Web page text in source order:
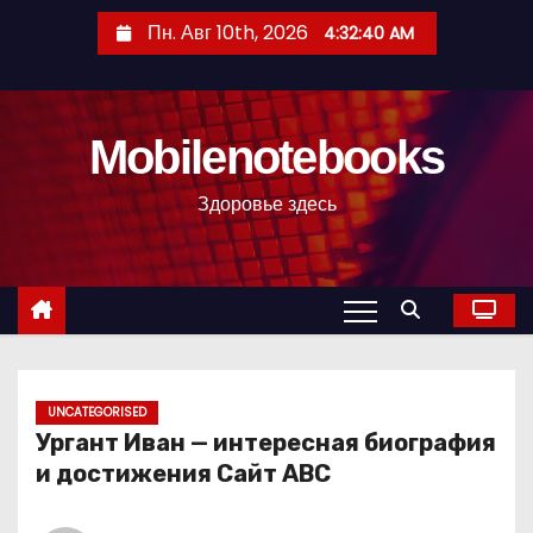
с
Пн. Авг 10th, 2026 4:32:42 AM
Mobilenotebooks
Здоровье здесь
UNCATEGORISED
Ургант Иван — интересная биография
и достижения Сайт ABC